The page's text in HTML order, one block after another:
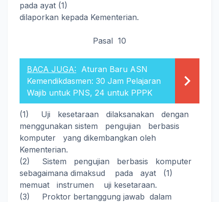
pada ayat (1)
dilaporkan kepada Kementerian.
Pasal 10
BACA JUGA: Aturan Baru ASN
Kemendikdasmen: 30 Jam Pelajaran
Wajib untuk PNS, 24 untuk PPPK
(1) Uji kesetaraan dilaksanakan dengan
menggunakan sistem pengujian berbasis
komputer yang dikembangkan oleh
Kementerian.
(2) Sistem pengujian berbasis komputer
sebagaimana dimaksud pada ayat (1)
memuat instrumen uji kesetaraan.
(3) Proktor bertanggung jawab dalam